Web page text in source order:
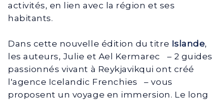
activités, en lien avec la région et ses
habitants.
Dans cette nouvelle édition du titre Islande,
les auteurs, Julie et Ael Kermarec – 2 guides
passionnés vivant à Reykjavikqui ont créé
l'agence Icelandic Frenchies – vous
proposent un voyage en immersion. Le long